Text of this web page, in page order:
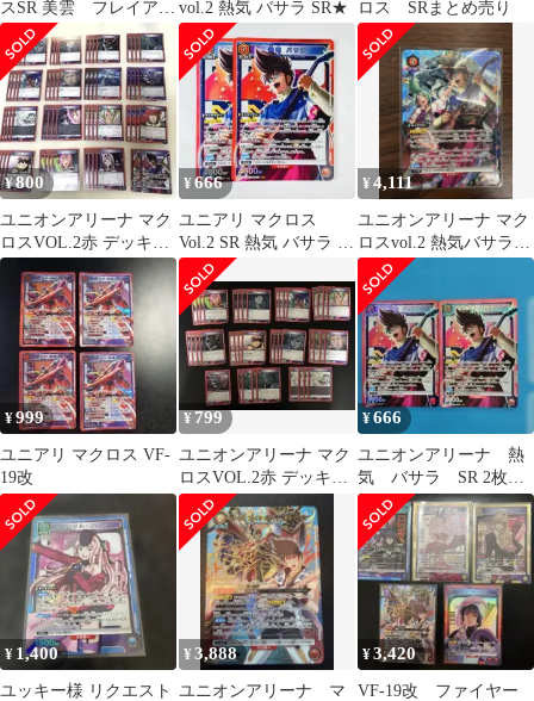
スSR 美雲 フレイア
シェリル バサラ
vol.2 熱気 バサラ SR★ ロス SRまとめ売り
¥800
ユニオンアリーナ マク
ロスVOL.2赤 デッキパ
ーツ 熱気バサラ
¥666
ユニアリ マクロス
Vol.2 SR 熱気 バサラ 2
枚
¥4,111
ユニオンアリーナ マク
ロスvol.2 熱気バサラ
SR☆ パラレル
¥999
ユニアリ マクロス VF-
19改
¥ 799
ユニオンアリーナ マク
ロスVOL.2赤 デッキパ
ーツ 熱気バサラ
¥666
ユニオンアリーナ 熱
気 バサラ SR 2枚セ
ット
¥ 1,400
ユッキー様 リクエスト
¥3,888
ユニオンアリーナ マ
¥3,420
VF-19改 ファイヤー